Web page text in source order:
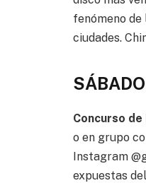
fenómeno de
ciudades.
Concurso de
o en grupo
Instagram
expuestas